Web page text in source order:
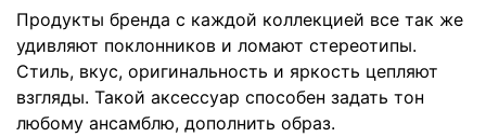
Продукты бренда с каждой коллекцией все так же
удивляют поклонников и ломают стереотипы.
Стиль, вкус, оригинальность и яркость цепляют
взгляды. Такой аксессуар способен задать тон
любому ансамблю, дополнить образ.